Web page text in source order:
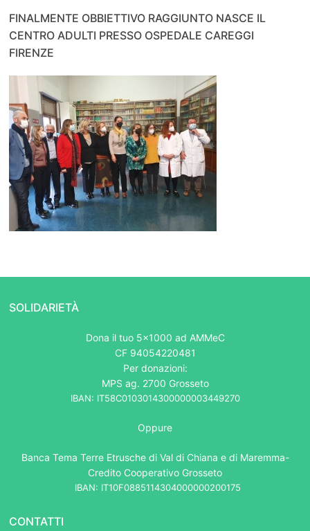
FINALMENTE OBBIETTIVO RAGGIUNTO NASCE IL
CENTRO ADULTI PRESSO OSPEDALE CAREGGI
FIRENZE
SOLIDARIETÀ
Dona il tuo 5x1000 ad AMMeC
CF 94054220481
Per donazioni:
MPS ag. 2700 Grosseto
IBAN: IT58C0103014300000003449270
Oppure
Banca Tema Terre Etrusche di Val di Chiana e di Maremma-
Credito Cooperativo Grosseto
IBAN: IT10F0885114304000000200175
CONTATTI